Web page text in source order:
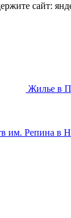
сайт:
Жилье в
им. Репина